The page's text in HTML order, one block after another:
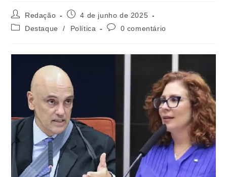
Redação
4 de junho de 2025
Destaque
/ Política 0 comentário